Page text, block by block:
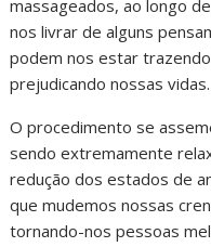
massageados, ao longo
nos livrar de alguns
podem nos estar
prejudicando nossas vidas.
O procedimento se
sendo extremamente
redução dos estados de
que mudemos nossas
tornando-nos pessoas